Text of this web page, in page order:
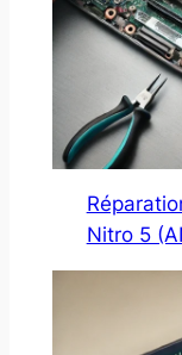
Nitro 5